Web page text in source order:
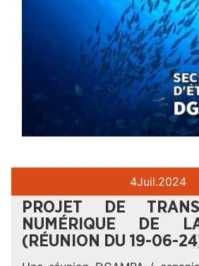
4Juil.2024
PROJET DE
NUMÉRIQUE DE
(RÉUNION DU 19-06-